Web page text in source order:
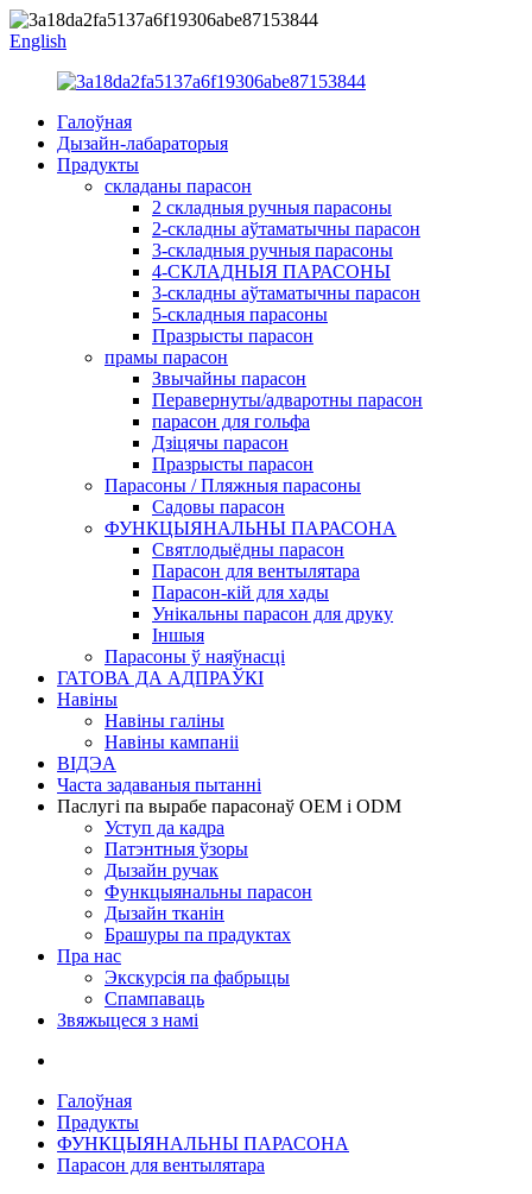
English
Галоўная
Дызайн-лабараторыя
Прадукты
складаны парасон
2 складныя ручныя парасоны
2-складны аўтаматычны парасон
3-складныя ручныя парасоны
4-СКЛАДНЫЯ ПАРАСОНЫ
3-складны аўтаматычны парасон
5-складныя парасоны
Празрысты парасон
прамы парасон
Звычайны парасон
Перавернуты/адваротны парасон
парасон для гольфа
Дзіцячы парасон
Празрысты парасон
Парасоны / Пляжныя парасоны
Садовы парасон
ФУНКЦЫЯНАЛЬНЫ ПАРАСОНА
Святлодыёдны парасон
Парасон для вентылятара
Парасон-кій для хады
Унікальны парасон для друку
Іншыя
Парасоны ў наяўнасці
ГАТОВА ДА АДПРАЎКІ
Навіны
Навіны галіны
Навіны кампаніі
ВІДЭА
Часта задаваныя пытанні
Паслугі па вырабе парасонаў OEM і ODM
Уступ да кадра
Патэнтныя ўзоры
Дызайн ручак
Функцыянальны парасон
Дызайн тканін
Брашуры па прадуктах
Пра нас
Экскурсія па фабрыцы
Спампаваць
Звяжыцеся з намі
Галоўная
Прадукты
ФУНКЦЫЯНАЛЬНЫ ПАРАСОНА
Парасон для вентылятара